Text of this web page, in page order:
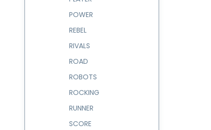
POWER
REBEL
RIVALS
ROAD
ROBOTS
ROCKING
RUNNER
SCORE